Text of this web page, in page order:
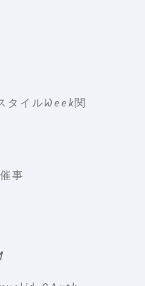
イルWeek関
事